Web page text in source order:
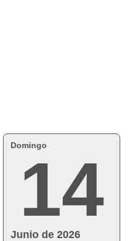
Domingo
14
Junio de 2026